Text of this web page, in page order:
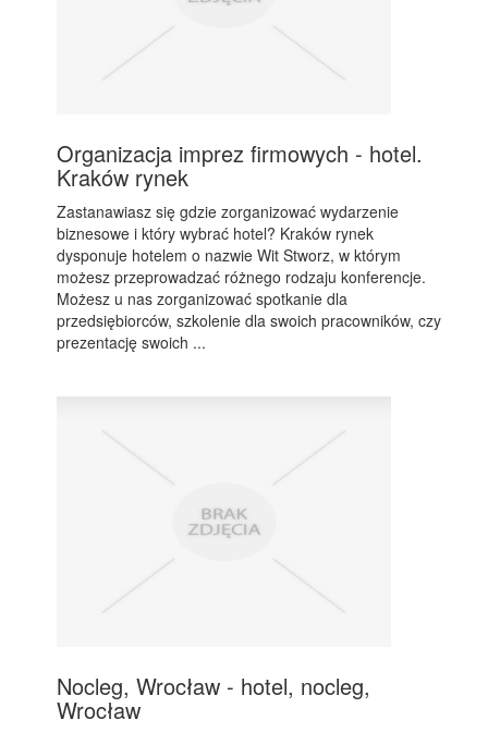
Organizacja imprez firmowych - hotel.
Kraków rynek
Zastanawiasz się gdzie zorganizować wydarzenie
biznesowe i który wybrać hotel? Kraków rynek
dysponuje hotelem o nazwie Wit Stworz, w którym
możesz przeprowadzać różnego rodzaju konferencje.
Możesz u nas zorganizować spotkanie dla
przedsiębiorców, szkolenie dla swoich pracowników, czy
prezentację swoich ...
Nocleg, Wrocław - hotel, nocleg,
Wrocław